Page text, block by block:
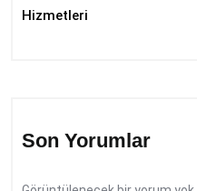
Hizmetleri
Son Yorumlar